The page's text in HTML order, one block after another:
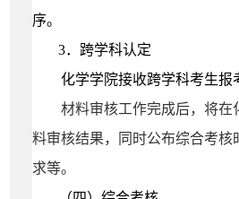
序。
3．跨学科认定
化学学院接收跨学科考生报
材料审核工作完成后，将在
料审核结果，同时公布综合考核
求等。